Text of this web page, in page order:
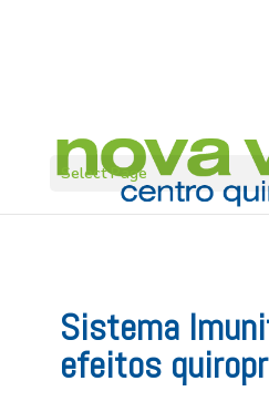
Select Page
Sistema
efeitos